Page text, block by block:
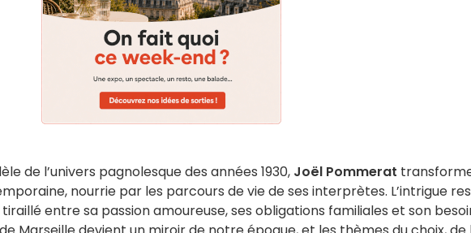
de l’univers pagnolesque des années 1930, Joël Pommerat
nourrie par les parcours de vie de ses interprètes. L’intrigue
entre sa passion amoureuse, ses obligations familiales et son